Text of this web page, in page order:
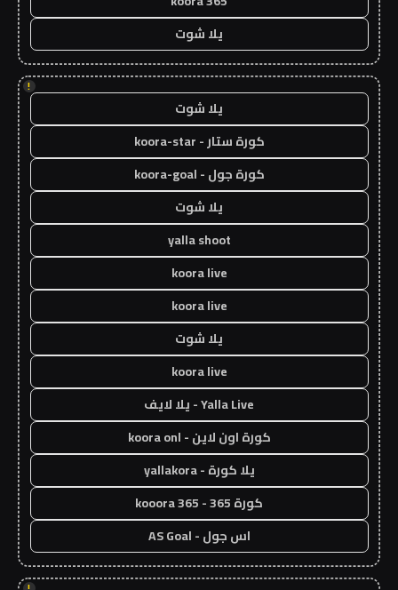
يلا شوت
!
يلا شوت
كورة ستار - koora-star
كورة جول - koora-goal
يلا شوت
yalla shoot
koora live
koora live
يلا شوت
koora live
Yalla Live - يلا لايف
كورة اون لاين - koora onl
يلا كورة - yallakora
كورة 365 - kooora 365
اس جول - AS Goal